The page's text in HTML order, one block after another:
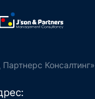
Консалтинг»